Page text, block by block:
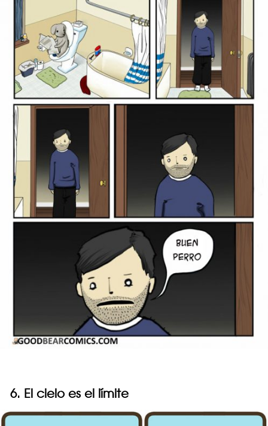
6. El cielo es el límite